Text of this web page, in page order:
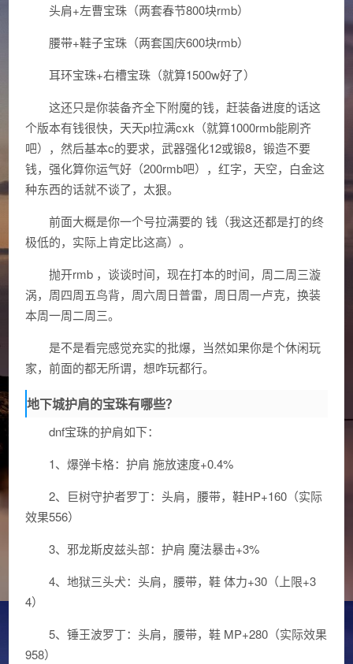
头肩+左曹宝珠（两套春节800块rmb）
腰带+鞋子宝珠（两套国庆600块rmb）
耳环宝珠+右槽宝珠（就算1500w好了）
这还只是你装备齐全下附魔的钱，赶装备进度的话这
个版本有钱很快，天天pl拉满cxk（就算1000rmb能刷齐
吧），然后基本c的要求，武器强化12或锻8，锻造不要
钱，强化算你运气好（200rmb吧），红字，天空，白金这
种东西的话就不谈了，太狠。
前面大概是你一个号拉满要的 钱（我这还都是打的终
极低的，实际上肯定比这高）。
抛开rmb ，谈谈时间，现在打本的时间，周二周三漩
涡，周四周五鸟背，周六周日普雷，周日周一卢克，换装
本周一周二周三。
是不是看完感觉充实的批爆，当然如果你是个休闲玩
家，前面的都无所谓，想咋玩都行。
地下城护肩的宝珠有哪些？
dnf宝珠的护肩如下：
1、爆弹卡格：护肩 施放速度+0.4%
2、巨树守护者罗丁：头肩，腰带，鞋HP+160（实际
效果556）
3、邪龙斯皮兹头部：护肩 魔法暴击+3%
4、地狱三头犬：头肩，腰带，鞋 体力+30（上限+3
4）
5、锤王波罗丁：头肩，腰带，鞋 MP+280（实际效果
958）